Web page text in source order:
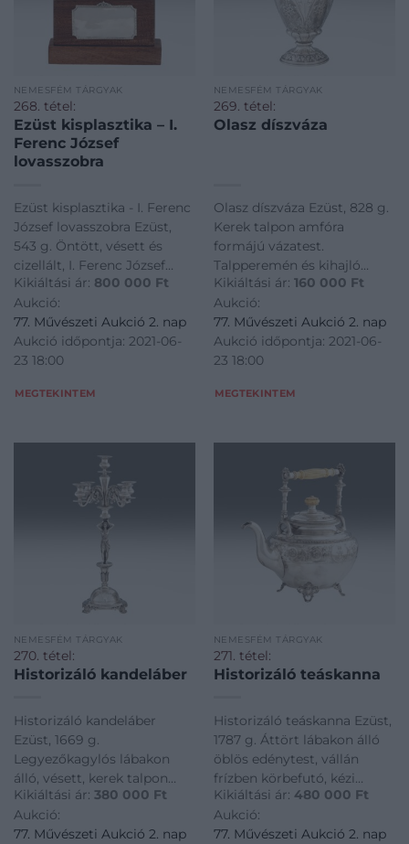
NEMESFÉM TÁRGYAK
268. tétel:
Ezüst kisplasztika – I.
Ferenc József
lovasszobra
Ezüst kisplasztika - I. Ferenc
József lovasszobra Ezüst,
543 g. Öntött, vésett és
cizellált, I. Ferenc József
(Bécs, 1830 - Bécs, 1916)
osztrák főherceg, osztrák
császár és magyar király
lovasszobra. Faragott,
ébenfa talpán applikált
Kikiáltási ár: 800 000 Ft
Aukció:
77. Művészeti Aukció 2. nap
Aukció időpontja: 2021-06-
23 18:00
MEGTEKINTEM
NEMESFÉM TÁRGYAK
269. tétel:
Olasz díszváza
Olasz díszváza Ezüst, 828 g.
Kerek talpon amfóra
formájú vázatest.
Talpperemén és kihajló
szájperemén poncolt és
vésett, akantuszleveles
bordűr. Oldalán vésett,
leveles-virágos díszítmény
és öt darab plasztikus,
virágcsokor. Alján jelz
Kikiáltási ár: 160 000 Ft
Aukció:
77. Művészeti Aukció 2. nap
Aukció időpontja: 2021-06-
23 18:00
MEGTEKINTEM
NEMESFÉM TÁRGYAK
270. tétel:
Historizáló kandeláber
Historizáló kandeláber
Ezüst, 1669 g.
Legyezőkagylós lábakon
álló, vésett, kerek talpon
plasztikus akantuszlevekkel
díszített rövid szár, rajta
öntött és cizellált női figura:
Kikiáltási ár: 380 000 Ft
Aukció:
77. Művészeti Aukció 2. nap
NEMESFÉM TÁRGYAK
271. tétel:
Historizáló teáskanna
Historizáló teáskanna Ezüst,
1787 g. Áttört lábakon álló
öblös edénytest, vállán
frízben körbefutó, kézi
vésett, historizáló
motívumokkal. Öntött és
cizellált, babérkoszorúval
Kikiáltási ár: 480 000 Ft
Aukció:
77. Művészeti Aukció 2. nap